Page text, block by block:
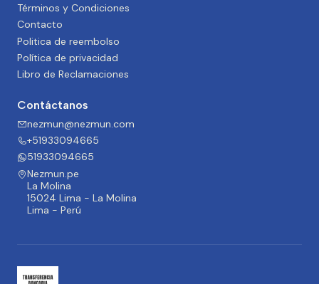
Términos y Condiciones
Contacto
Politica de reembolso
Política de privacidad
Libro de Reclamaciones
Contáctanos
nezmun@nezmun.com
+51933094665
51933094665
Nezmun.pe
La Molina
15024 Lima - La Molina
Lima - Perú